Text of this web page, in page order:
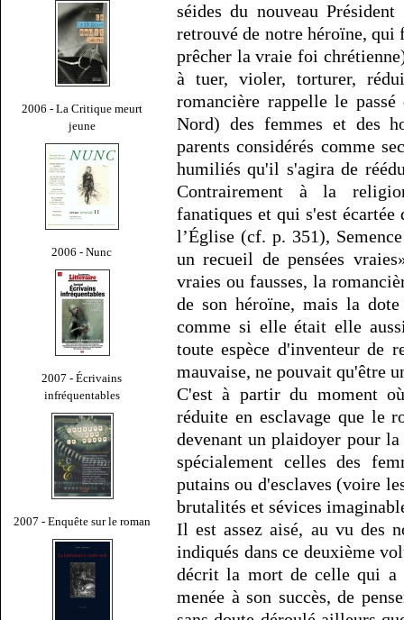
2006 - La Critique meurt
jeune
2006 - Nunc
2007 - Écrivains
infréquentables
2007 - Enquête sur le roman
séides du nouveau
retrouvé de notre héroïne,
prêcher la vraie foi
à tuer, violer, torturer,
romancière rappelle le
Nord) des femmes et des
parents considérés comme
humiliés qu'il s'agira de
Contrairement à la
fanatiques et qui s'est
l’Église (cf. p. 351),
un recueil de pensées
vraies ou fausses, la
de son héroïne, mais la
comme si elle était elle
toute espèce d'inventeur de
mauvaise, ne pouvait qu'être
C'est à partir du moment
réduite en esclavage que le
devenant un plaidoyer pour
spécialement celles des
putains ou d'esclaves (voire
brutalités et sévices
Il est assez aisé, au vu des
indiqués dans ce deuxième
décrit la mort de celle qui a
menée à son succès, de